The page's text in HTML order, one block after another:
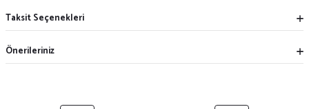
Taksit Seçenekleri
Önerileriniz